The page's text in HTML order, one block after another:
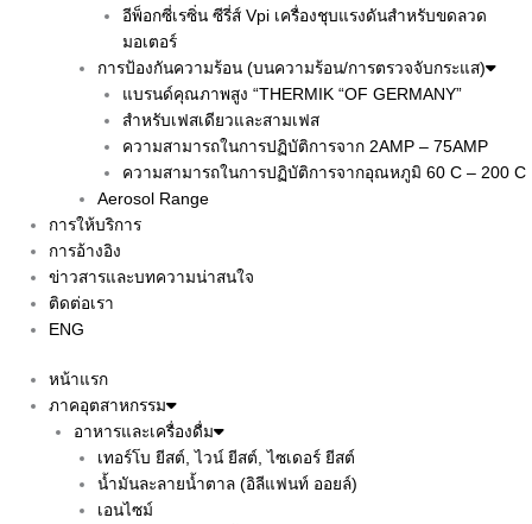
อีพ็อกซี่เรซิ่น ซีรี่ส์ Vpi เครื่องชุบแรงดันสำหรับขดลวด
มอเตอร์
การป้องกันความร้อน (บนความร้อน/การตรวจจับกระแส)
แบรนด์คุณภาพสูง “THERMIK “OF GERMANY”
สำหรับเฟสเดียวและสามเฟส
ความสามารถในการปฏิบัติการจาก 2AMP – 75AMP
ความสามารถในการปฏิบัติการจากอุณหภูมิ 60 C – 200 C
Aerosol Range
การให้บริการ
การอ้างอิง
ข่าวสารและบทความน่าสนใจ
ติดต่อเรา
ENG
หน้าแรก
ภาคอุตสาหกรรม
อาหารและเครื่องดื่ม
เทอร์โบ ยีสต์, ไวน์ ยีสต์, ไซเดอร์ ยีสต์
น้ำมันละลายน้ำตาล (อิลีแฟนท์ ออยล์)
เอนไซม์